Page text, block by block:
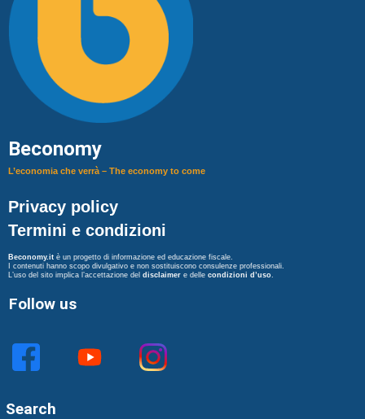
Beconomy
L’economia che verrà – The economy to come
Privacy policy
Termini e condizioni
Beconomy.it è un progetto di informazione ed educazione fiscale.
I contenuti hanno scopo divulgativo e non sostituiscono consulenze professionali.
L’uso del sito implica l’accettazione del disclaimer e delle condizioni d’uso
Follow us
Search